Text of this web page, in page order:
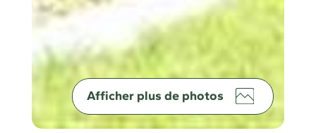
Afficher plus de photos